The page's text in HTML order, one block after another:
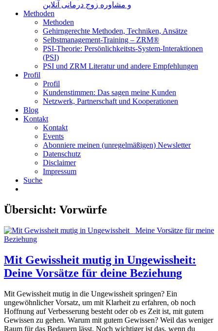
و مشاوره زوج درمانی آنلاین
Methoden
Methoden
Gehirngerechte Methoden, Techniken, Ansätze
Selbstmanagement-Training – ZRM®
PSI-Theorie: Persönlichkeitsts-System-Interaktionen
(PSI)
PSI und ZRM Literatur und andere Empfehlungen
Profil
Profil
Kundenstimmen: Das sagen meine Kunden
Netzwerk, Partnerschaft und Kooperationen
Blog
Kontakt
Kontakt
Events
Abonniere meinen (unregelmäßigen) Newsletter
Datenschutz
Disclaimer
Impressum
Suche
Übersicht: Vorwürfe
Mit Gewissheit mutig in Ungewissheit:
Deine Vorsätze für deine Beziehung
Mit Gewissheit mutig in die Ungewissheit springen? Ein
ungewöhnlicher Vorsatz, um mit Klarheit zu erfahren, ob noch
Hoffnung auf Verbesserung besteht oder ob es Zeit ist, mit gutem
Gewissen zu gehen. Warum mit gutem Gewissen? Weil das weniger
Raum für das Bedauern lässt. Noch wichtiger ist das, wenn du